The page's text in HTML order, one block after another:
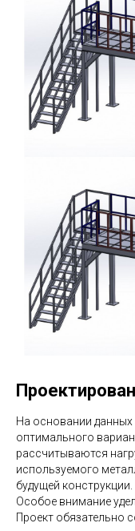
На основании данных
оптимального
рассчитываются
используемого
будущей конструкции.
Особое внимание
Проект обязательно